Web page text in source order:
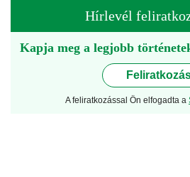
Hírlevél
Kapja meg a legjobb
A feliratkozással Ön elfogadta a